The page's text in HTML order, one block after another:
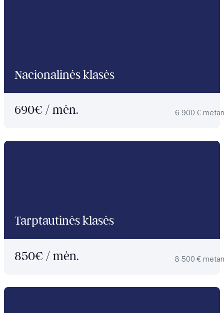
Nacionalinės klasės
690€ / mėn. 6 900 €
Tarptautinės klasės
850€ / mėn. 8 500 €